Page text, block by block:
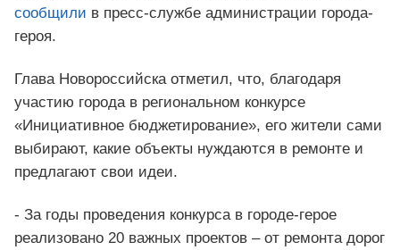
сообщили в пресс-службе администрации города-
героя.
Глава Новороссийска отметил, что, благодаря
участию города в региональном конкурсе
«Инициативное бюджетирование», его жители сами
выбирают, какие объекты нуждаются в ремонте и
предлагают свои идеи.
- За годы проведения конкурса в городе-герое
реализовано 20 важных проектов – от ремонта дорог